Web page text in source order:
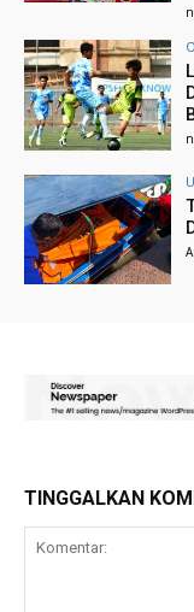
TINGGALKAN